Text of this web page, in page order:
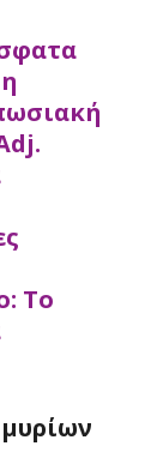
Το